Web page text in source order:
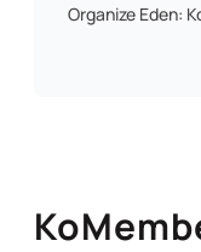
Organize Eden: